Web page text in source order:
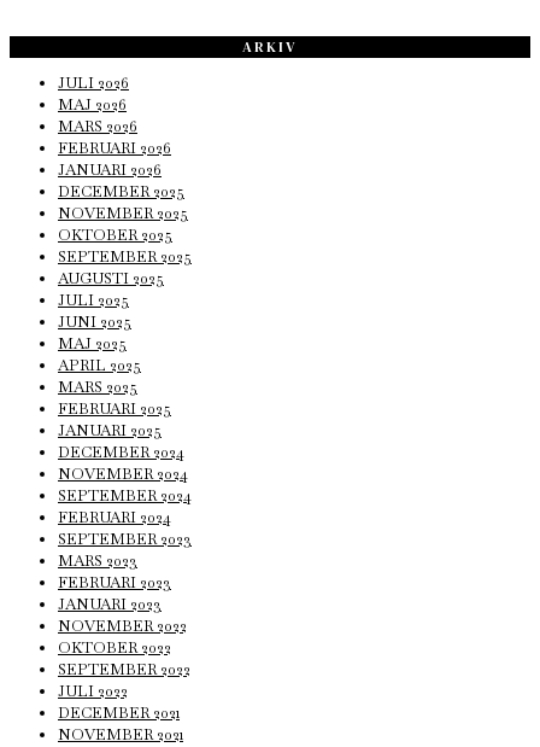
ARKIV
JULI 2026
MAJ 2026
MARS 2026
FEBRUARI 2026
JANUARI 2026
DECEMBER 2025
NOVEMBER 2025
OKTOBER 2025
SEPTEMBER 2025
AUGUSTI 2025
JULI 2025
JUNI 2025
MAJ 2025
APRIL 2025
MARS 2025
FEBRUARI 2025
JANUARI 2025
DECEMBER 2024
NOVEMBER 2024
SEPTEMBER 2024
FEBRUARI 2024
SEPTEMBER 2023
MARS 2023
FEBRUARI 2023
JANUARI 2023
NOVEMBER 2022
OKTOBER 2022
SEPTEMBER 2022
JULI 2022
DECEMBER 2021
NOVEMBER 2021